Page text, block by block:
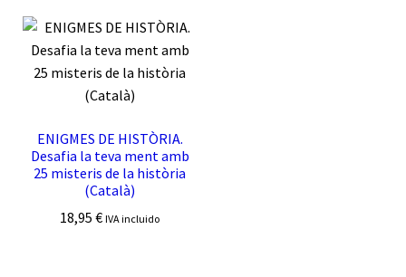
ENIGMES DE HISTÒRIA.
Desafia la teva ment amb
25 misteris de la història
(Català)
18,95€ IVA incluido